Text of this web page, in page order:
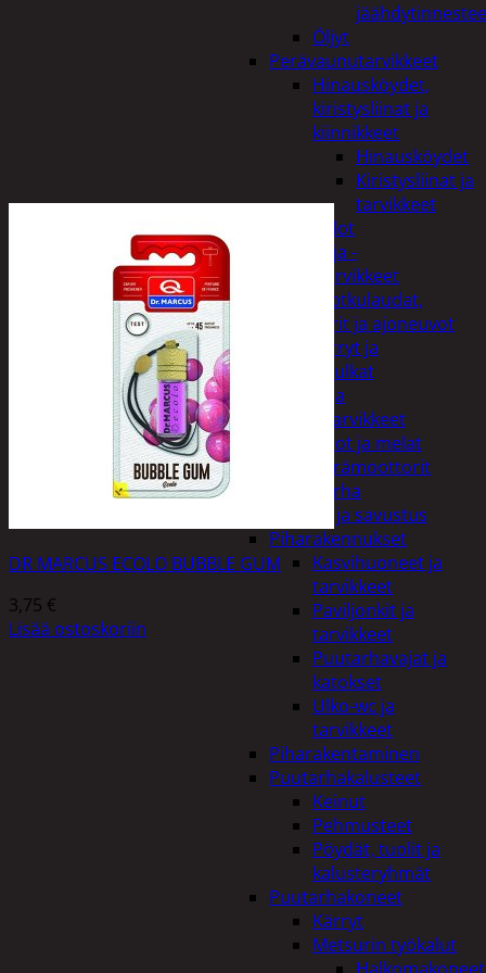
Öljyt
Perävaunutarvikkeet
Hinausköydet,
kiristysliinat ja
kiinnikkeet
Hinausköydet
Kiristysliinat ja
tarvikkeet
Valot
Rengas ja -
vannetarvikkeet
Sähköpotkulaudat,
skootterit ja ajoneuvot
Tukkikärryt ja
juontopulkat
Veneet ja
veneilytarvikkeet
Airot ja melat
Perämoottorit
Piha ja puutarha
Grillaus ja savustus
Piharakennukset
Kasvihuoneet ja
tarvikkeet
Paviljonkit ja
tarvikkeet
Puutarhavajat ja
katokset
Ulko-wc ja
tarvikkeet
Piharakentaminen
Puutarhakalusteet
Keinut
Pehmusteet
Pöydät, tuolit ja
kalusteryhmät
Puutarhakoneet
Kärryt
Metsurin työkalut
DR MARCUS ECOLO BUBBLE GUM
3,75 €
Lisää ostoskoriin